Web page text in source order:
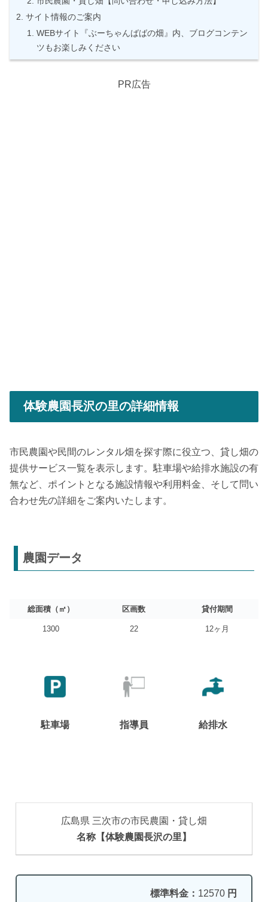
サイト情報のご案内
WEBサイト『ぶーちゃんばばの畑』内、ブログコンテン
ツもお楽しみください
PR広告
体験農園長沢の里の詳細情報
市民農園や民間のレンタル畑を探す際に役立つ、貸し畑の
提供サービス一覧を表示します。駐車場や給排水施設の有
無など、ポイントとなる施設情報や利用料金、そして問い
合わせ先の詳細をご案内いたします。
農園データ
総面積（㎡） 区画数 貸付期間
1300 22 12ヶ月
駐車場 指導員 給排水
広島県 三次市の市民農園・貸し畑
名称【体験農園長沢の里】
標準料金： 12570 円